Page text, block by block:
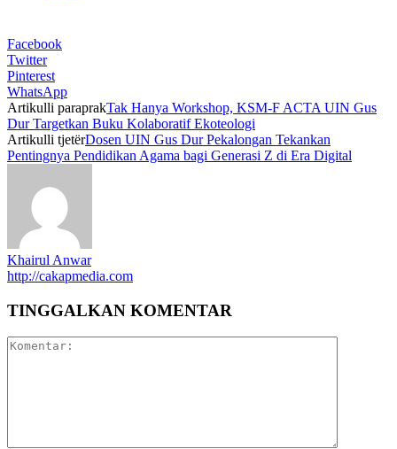
Facebook
Twitter
Pinterest
WhatsApp
Artikulli paraprakTak Hanya Workshop, KSM-F ACTA UIN Gus
Dur Targetkan Buku Kolaboratif Ekoteologi
Artikulli tjetërDosen UIN Gus Dur Pekalongan Tekankan
Pentingnya Pendidikan Agama bagi Generasi Z di Era Digital
Khairul Anwar
http://cakapmedia.com
TINGGALKAN KOMENTAR